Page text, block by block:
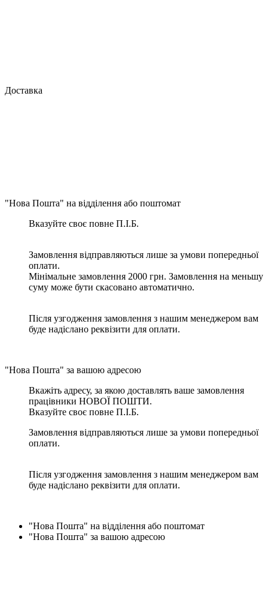
Доставка
"Нова Пошта" на відділення або поштомат
Вказуйте своє повне П.І.Б.
Замовлення відправляються лише за умови попередньої
оплати.
Мінімальне замовлення 2000 грн. Замовлення на меньшу
суму може бути скасовано автоматично.
Після узгодження замовлення з нашим менеджером вам
буде надіслано реквізити для оплати.
"Нова Пошта" за вашою адресою
Вкажіть адресу, за якою доставлять ваше замовлення
працівники НОВОЇ ПОШТИ.
Вказуйте своє повне П.І.Б.
Замовлення відправляються лише за умови попередньої
оплати.
Після узгодження замовлення з нашим менеджером вам
буде надіслано реквізити для оплати.
"Нова Пошта" на відділення або поштомат
"Нова Пошта" за вашою адресою